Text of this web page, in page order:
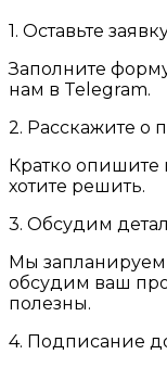
1. Оставьте
Заполните
нам в Telegram.
2. Расскажите о
Кратко опишите
хотите решить.
3. Обсудим
Мы запланируем
обсудим ваш
полезны.
4. Подписание